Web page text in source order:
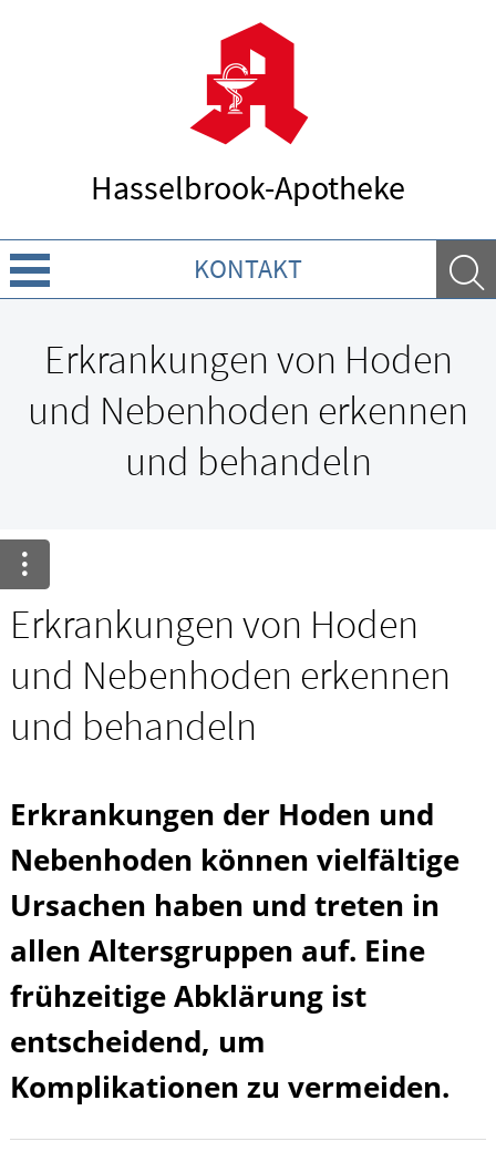
Hasselbrook-Apotheke
KONTAKT
GESUND IM ALTER
HOMÖOPATHIE
Erkrankungen von Hoden
und Nebenhoden erkennen
und behandeln
Erkrankungen von Hoden
und Nebenhoden erkennen
und behandeln
Erkrankungen der Hoden und
Nebenhoden können vielfältige
Ursachen haben und treten in
allen Altersgruppen auf. Eine
frühzeitige Abklärung ist
entscheidend, um
Komplikationen zu vermeiden.